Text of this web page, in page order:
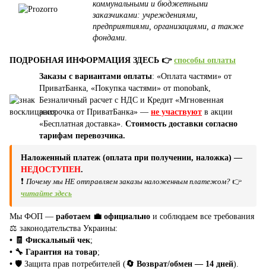
коммунальными и бюджетными
заказчиками: учреждениями,
предприятиями, организациями, а также
фондами
ПОДРОБНАЯ ИНФОРМАЦИЯ ЗДЕСЬ 👉 способы оплаты
Заказы с вариантами оплаты: «Оплата частями» от
ПриватБанка, «Покупка частями» от monobank,
Безналичный расчет с НДС и Кредит «Мгновенная
рассрочка от ПриватБанка» — не участвуют в акции
«Бесплатная доставка». Стоимость доставки согласно
тарифам перевозчика.
Наложенный платеж (оплата при получении, наложка) —
НЕДОСТУПЕН.
❗ Почему мы НЕ отправляем заказы наложенным платежом? 👉
читайте здесь
Мы ФОП — работаем 💼 официально и соблюдаем все требования
⚖️ законодательства Украины:
• 🧾 Фискальный чек;
• 🔧 Гарантия на товар;
• 🛡️ Защита прав потребителей (🔄 Возврат/обмен — 14 дней).